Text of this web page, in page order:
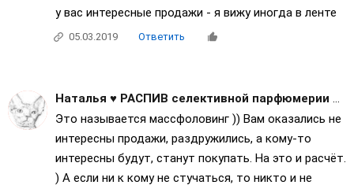
у вас интересные продажи - я вижу иногда в ленте
05.03.2019 Ответить
Это называется массфоловинг )) Вам оказались не
интересны продажи, раздружились, а кому-то
интересны будут, станут покупать. На это и расчёт.
) А если ни к кому не стучаться, то никто и не